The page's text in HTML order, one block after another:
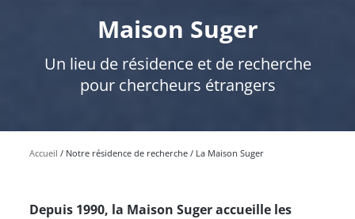
Maison Suger
Un lieu de résidence et de recherche
pour chercheurs étrangers
Accueil Notre résidence de recherche La Maison Suger
Depuis 1990, la Maison Suger accueille les